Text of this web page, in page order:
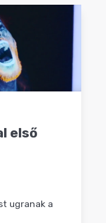
első
ugranak a